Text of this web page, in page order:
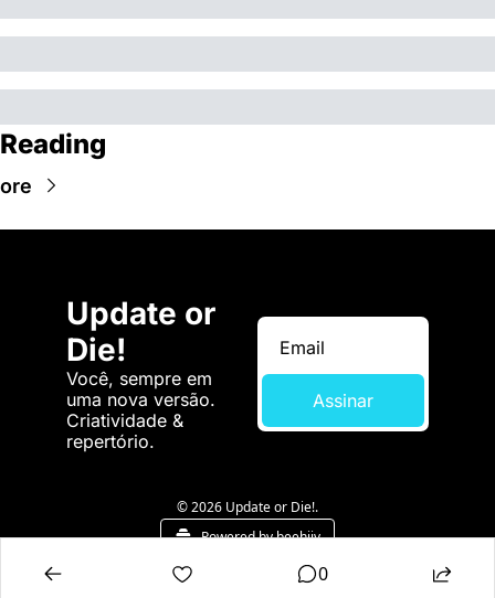
Update or
Die!
Você, sempre em
uma nova versão.
Criatividade &
repertório.
Assinar
© 2026 Update or Die!.
Powered by beehiiv
0